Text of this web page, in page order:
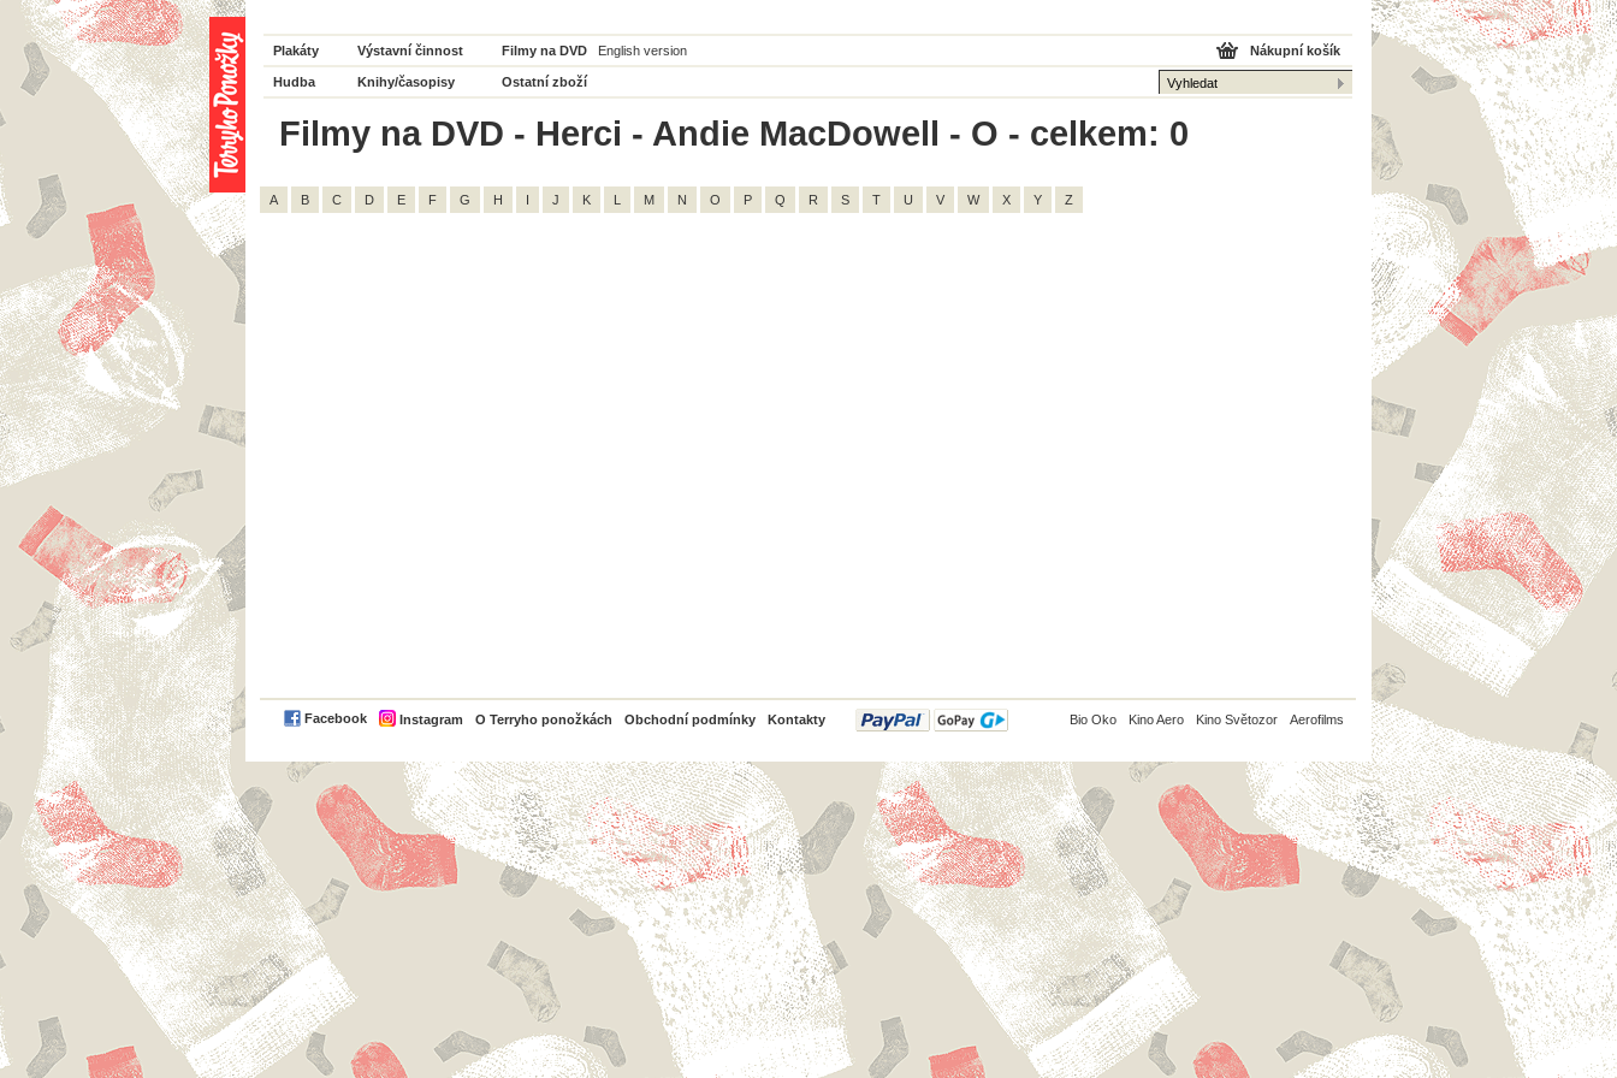
Plakáty Výstavní činnost Filmy na DVD English version
Hudba Knihy/časopisy Ostatní zboží
Nákupní košík
Filmy na DVD - Herci - Andie MacDowell - O - celkem: 0
A B C D E F G H I J K L M N O P Q R S T U V W X Y Z
Facebook Instagram O Terryho ponožkách Obchodní podmínky Kontakty
PayPal Bio Oko Kino Aero Kino Světozor Aerofilms